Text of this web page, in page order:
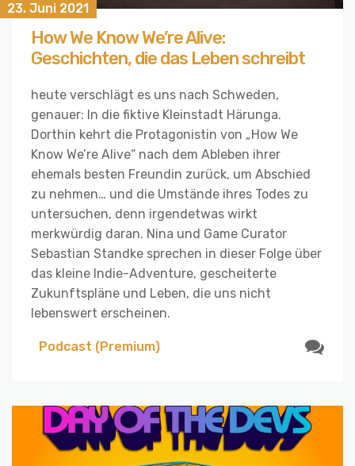
23. Juni 2021
How We Know We’re Alive:
Geschichten, die das Leben schreibt
heute verschlägt es uns nach Schweden,
genauer: In die fiktive Kleinstadt Härunga.
Dorthin kehrt die Protagonistin von „How We
Know We’re Alive“ nach dem Ableben ihrer
ehemals besten Freundin zurück, um Abschied
zu nehmen… und die Umstände ihres Todes zu
untersuchen, denn irgendetwas wirkt
merkwürdig daran. Nina und Game Curator
Sebastian Standke sprechen in dieser Folge über
das kleine Indie-Adventure, gescheiterte
Zukunftspläne und Leben, die uns nicht
lebenswert erscheinen.
Podcast (Premium)